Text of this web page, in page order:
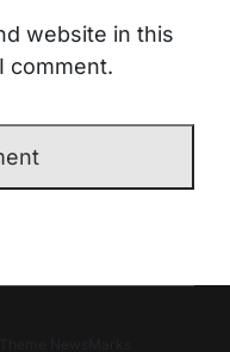
website in this
comment.